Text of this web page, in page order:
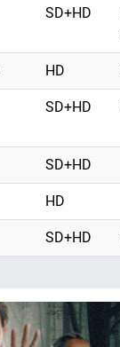
SD+HD
HD
SD+HD
SD+HD
HD
SD+HD